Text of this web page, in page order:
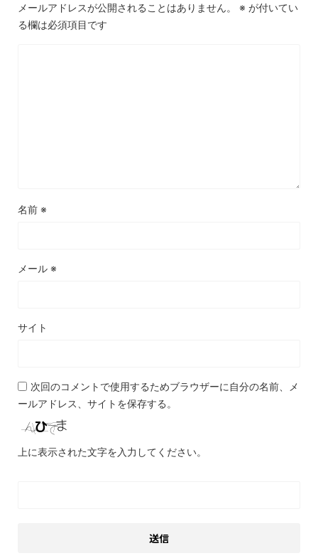
メールアドレスが公開されることはありません。 ※ が付いてい
る欄は必須項目です
名前 ※
メール ※
サイト
次回のコメントで使用するためブラウザーに自分の名前、メ
ールアドレス、サイトを保存する。
上に表示された文字を入力してください。